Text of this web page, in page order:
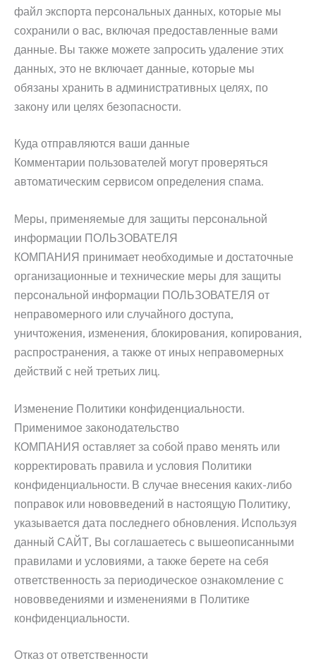
файл экспорта персональных данных, которые мы
сохранили о вас, включая предоставленные вами
данные. Вы также можете запросить удаление этих
данных, это не включает данные, которые мы
обязаны хранить в административных целях, по
закону или целях безопасности.
Куда отправляются ваши данные
Комментарии пользователей могут проверяться
автоматическим сервисом определения спама.
Меры, применяемые для защиты персональной
информации ПОЛЬЗОВАТЕЛЯ
КОМПАНИЯ принимает необходимые и достаточные
организационные и технические меры для защиты
персональной информации ПОЛЬЗОВАТЕЛЯ от
неправомерного или случайного доступа,
уничтожения, изменения, блокирования, копирования,
распространения, а также от иных неправомерных
действий с ней третьих лиц.
Изменение Политики конфиденциальности.
Применимое законодательство
КОМПАНИЯ оставляет за собой право менять или
корректировать правила и условия Политики
конфиденциальности. В случае внесения каких-либо
поправок или нововведений в настоящую Политику,
указывается дата последнего обновления. Используя
данный САЙТ, Вы соглашаетесь с вышеописанными
правилами и условиями, а также берете на себя
ответственность за периодическое ознакомление с
нововведениями и изменениями в Политике
конфиденциальности.
Отказ от ответственности